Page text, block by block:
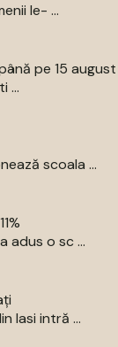
le- ...
pe 15 august
...
scoala ...
adus o sc ...
Iasi intră ...